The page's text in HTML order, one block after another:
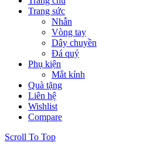
Trang sức
Nhẫn
Vòng tay
Dây chuyền
Đá quý
Phụ kiện
Mắt kính
Quà tặng
Liên hệ
Wishlist
Compare
Scroll To Top